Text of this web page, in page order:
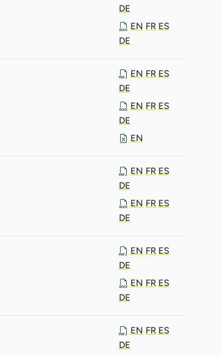
DE
EN FR ES
DE
EN FR ES
DE
EN FR ES
DE
EN
EN FR ES
DE
EN FR ES
DE
EN FR ES
DE
EN FR ES
DE
EN FR ES
DE